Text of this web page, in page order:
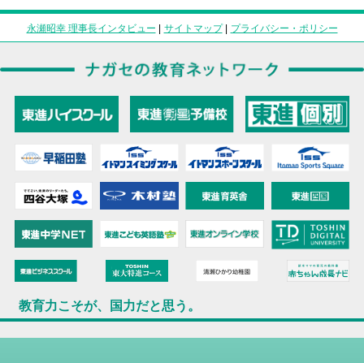
永瀬昭幸 理事長インタビュー | サイトマップ| プライバシー・ポリシー
教育力こそが、国力だと思う。